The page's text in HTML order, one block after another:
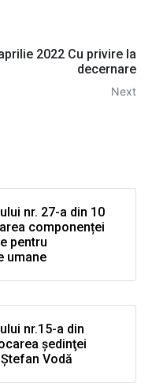
2022 Cu privire la
decernare
Next
nr. 27-a din 10
componenței
pentru
umane
nr.15-a din
şedinţei
Vodă